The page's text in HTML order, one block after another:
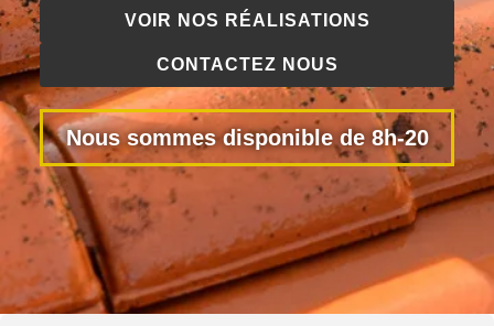
VOIR NOS RÉALISATIONS
CONTACTEZ NOUS
Nous sommes disponible de 8h-20